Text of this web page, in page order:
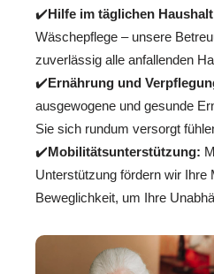
✔️Hilfe im täglichen
Wäschepflege – unsere
zuverlässig alle anfallenden
✔️Ernährung und
ausgewogene und gesunde
Sie sich rundum versorgt
✔️Mobilitätsunterstützung:
Unterstützung fördern wir Ihre
Beweglichkeit, um Ihre